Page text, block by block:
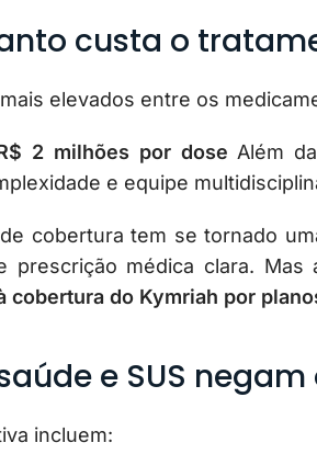
custa o
elevados entre os
2 milhões por dose Além
e equipe
cobertura tem se tornado
prescrição médica clara. Mas
do Kymriah por
e SUS
incluem: